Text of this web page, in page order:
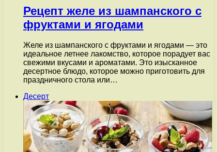
Рецепт желе из шампанского с
фруктами и ягодами
Желе из шампанского с фруктами и ягодами — это
идеальное летнее лакомство, которое порадует вас
свежими вкусами и ароматами. Это изысканное
десертное блюдо, которое можно приготовить для
праздничного стола или…
Десерт